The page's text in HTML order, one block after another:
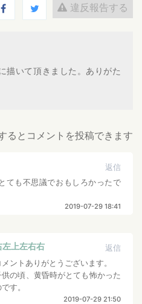
違反報告する
描いて頂きました。ありがた
るとコメントを投稿できます
返信
ても不思議でおもしろかったで
2019-07-29 18:41
左上左右右
返信
メントありがとうございます。
供の頃、黄昏時がとても怖かった
す。
2019-07-29 21:50